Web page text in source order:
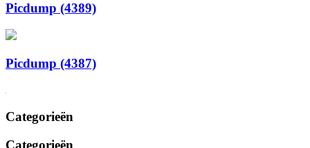
Picdump (4389)
Picdump (4387)
Categorieën
Categorieën